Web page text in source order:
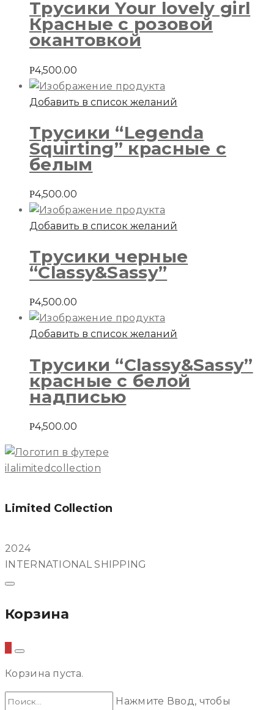
Трусики Your lovely girl
Красные с розовой
окантовкой
Р4,500.00
Добавить в список желаний
Трусики “Legenda
Squirting” красные с
белым
Р4,500.00
Добавить в список желаний
Трусики черные
“Classy&Sassy”
Р4,500.00
Добавить в список желаний
Трусики “Classy&Sassy”
красные с белой
надписью
Р4,500.00
ilalimitedcollection
Limited Collection
2024
INTERNATIONAL SHIPPING
Корзина
0
Корзина пуста.
Нажмите Ввод, чтобы